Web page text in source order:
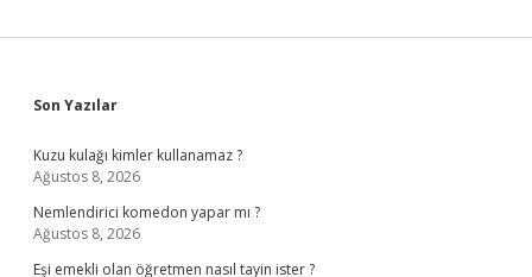
Sidebar
Son Yazılar
Kuzu kulağı kimler kullanamaz ?
Ağustos 8, 2026
Nemlendirici komedon yapar mı ?
Ağustos 8, 2026
Eşi emekli olan öğretmen nasıl tayin ister ?